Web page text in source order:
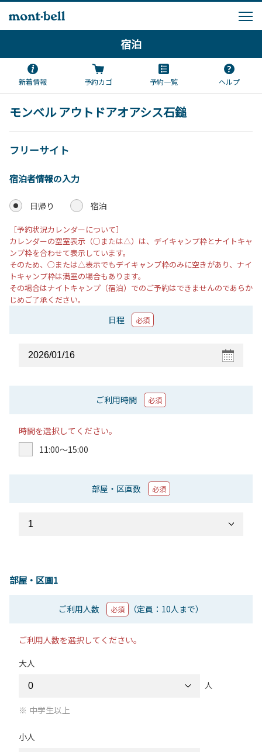
宿泊
新着情報 予約カゴ 予約一覧 ヘルプ
モンベル アウトドアオアシス石鎚
フリーサイト
宿泊者情報の入力
日帰り 宿泊
［予約状況カレンダーについて］
カレンダーの空室表示（○または△）は、デイキャンプ枠とナイトキャ
ンプ枠を合わせて表示しています。
そのため、○または△表示でもデイキャンプ枠のみに空きがあり、ナイ
トキャンプ枠は満室の場合もあります。
その場合はナイトキャンプ（宿泊）でのご予約はできませんのであらか
じめご了承ください。
日程 必須
ご利用時間 必須
時間を選択してください。
11:00〜15:00
部屋・区画数 必須
部屋・区画1
ご利用人数 必須 （定員：10人まで）
ご利用人数を選択してください。
大人
人
中学生以上
小人